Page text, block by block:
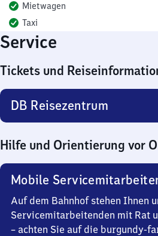
Mietwagen
Taxi
Service
Tickets und
DB Reisezentrum
Hilfe und Orientierung vor
Mobile
Auf dem Bahnhof stehen Ihnen
Servicemitarbeitenden mit Rat
– achten Sie auf die burgundy-